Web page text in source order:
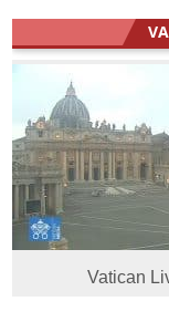
Vatican